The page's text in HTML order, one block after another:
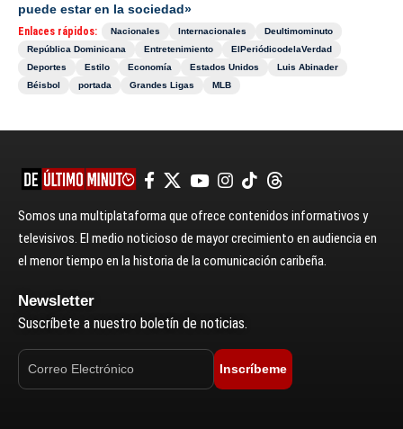
puede estar en la sociedad»
Enlaces rápidos: Nacionales Internacionales
Deultimominuto
República Dominicana
Entretenimiento
ElPeriódicodelaVerdad
Deportes
Estilo Economía Estados Unidos
Luis Abinader
Béisbol
portada Grandes Ligas MLB
Somos una multiplataforma que ofrece contenidos informativos y
televisivos. El medio noticioso de mayor crecimiento en audiencia en
el menor tiempo en la historia de la comunicación caribeña.
Newsletter
Suscríbete a nuestro boletín de noticias.
Inscríbeme